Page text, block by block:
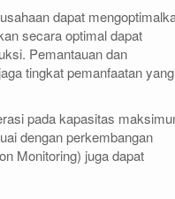
dapat
secara optimal dapat
Pemantauan dan
tingkat pemanfaatan yang
pada kapasitas
dengan perkembangan
Monitoring) juga dapat